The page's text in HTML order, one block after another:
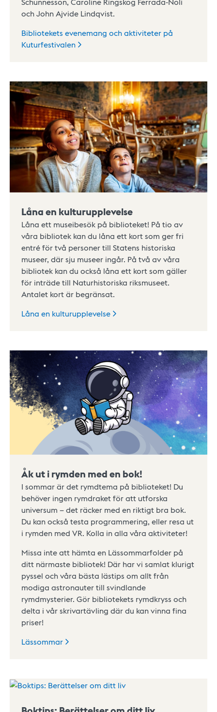
och John Ajvide Lindqvist.
Bibliotekets evenemang och aktiviteter på
Kuturfestivalen
Låna en kulturupplevelse
Låna ett museibesök på biblioteket! På tio av
våra bibliotek kan du låna ett kort som ger fri
entré för två personer till Statens historiska
museer, där sju museer ingår. På två av våra
bibliotek kan du också låna ett kort som gäller
för inträde till Naturhistoriska riksmuseet.
Antalet kort är begränsat.
Låna en kulturupplevelse
Åk ut i rymden med en bok!
I sommar är det rymdtema på biblioteket! Du
behöver ingen rymdraket för att utforska
universum – det räcker med en riktigt bra bok.
Du kan också testa programmering, eller resa ut
i rymden med VR. Kolla in alla våra aktiviteter!
Missa inte att hämta en Lässommarfolder på
ditt närmaste bibliotek! Där har vi samlat klurigt
pyssel och våra bästa lästips om allt från
modiga astronauter till svindlande
rymdmysterier. Gör bibliotekets rymdkryss och
delta i vår skrivartävling där du kan vinna fina
priser!
Lässommar